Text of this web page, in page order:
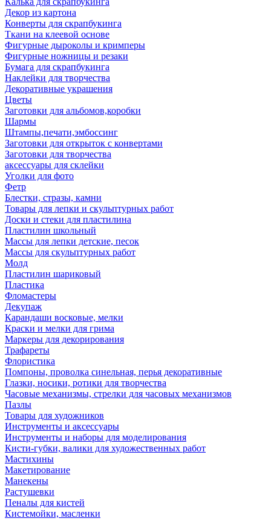
Декор из картона
Конверты для скрапбукинга
Ткани на клеевой основе
Фигурные дыроколы и кримперы
Фигурные ножницы и резаки
Бумага для скрапбукинга
Наклейки для творчества
Декоративные украшения
Цветы
Заготовки для альбомов,коробки
Шармы
Штампы,печати,эмбоссинг
Заготовки для открыток с конвертами
Заготовки для творчества
аксессуары для склейки
Уголки для фото
Фетр
Блестки, стразы, камни
Товары для лепки и скульптурных работ
Доски и стеки для пластилина
Пластилин школьный
Массы для лепки детские, песок
Массы для скульптурных работ
Молд
Пластилин шариковый
Пластика
Фломастеры
Декупаж
Карандаши восковые, мелки
Краски и мелки для грима
Маркеры для декорирования
Трафареты
Флористика
Помпоны, проволка синельная, перья декоративные
Глазки, носики, ротики для творчества
Часовые механизмы, стрелки для часовых механизмов
Пазлы
Товары для художников
Инструменты и аксессуары
Инструменты и наборы для моделирования
Кисти-губки, валики для художественных работ
Мастихины
Макетирование
Манекены
Растушевки
Пеналы для кистей
Кистемойки, масленки